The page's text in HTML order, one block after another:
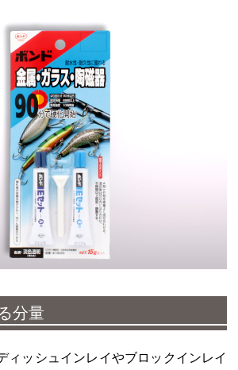
分量
ィッシュインレイやブロックインレイ